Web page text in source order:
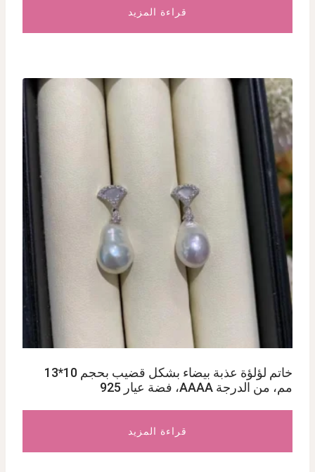
قراءة المزيد
خاتم لؤلؤة عذبة بيضاء بشكل قضيب بحجم 10*13
مم، من الدرجة AAAA، فضة عيار 925
قراءة المزيد